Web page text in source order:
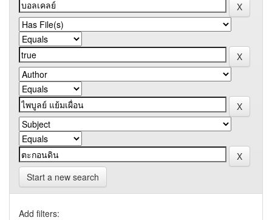
Start a new search
Add filters: